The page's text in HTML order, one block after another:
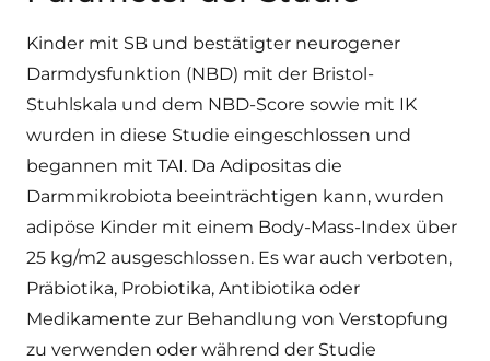
Kinder mit SB und bestätigter neurogener
Darmdysfunktion (NBD) mit der Bristol-
Stuhlskala und dem NBD-Score sowie mit IK
wurden in diese Studie eingeschlossen und
begannen mit TAI. Da Adipositas die
Darmmikrobiota beeinträchtigen kann, wurden
adipöse Kinder mit einem Body-Mass-Index über
25 kg/m2 ausgeschlossen. Es war auch verboten,
Präbiotika, Probiotika, Antibiotika oder
Medikamente zur Behandlung von Verstopfung
zu verwenden oder während der Studie